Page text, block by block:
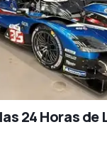
24 Horas de